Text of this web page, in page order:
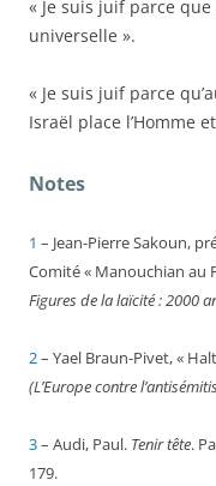
« Je suis juif parce
universelle ».
« Je suis juif parce
Israël place l’Homme
Notes
1 – Jean-Pierre Sakoun,
Comité « Manouchian au
Figures de la laïcité : 2000
2– Yael Braun-Pivet, «
(L’Europe contre
3– Audi, Paul. Tenir tête.
179.